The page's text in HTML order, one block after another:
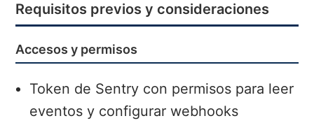
Requisitos previos y consideraciones
Accesos y permisos
Token de Sentry con permisos para leer
eventos y configurar webhooks